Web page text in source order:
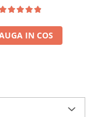
IN COS